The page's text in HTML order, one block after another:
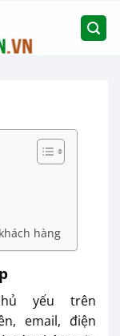
hàng
yếu trên
email, điện